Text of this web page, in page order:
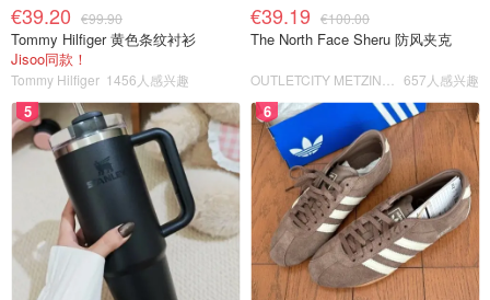
€39.20 €99.90
Tommy Hilfiger 黄色条纹衬衫
Jisoo同款！
Tommy Hilfiger 1456人感兴趣
€39.19 €100.00
The North Face Sheru 防风夹克
657人感兴趣
5 6